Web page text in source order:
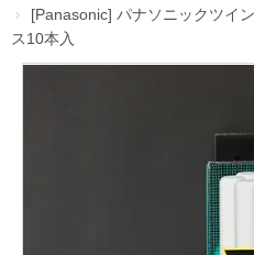
お問い合わせ
サポート＆ヘルプ
ジャンブレの特長
新規登録キャンペーン
商品カテゴリから選ぶ
[Panasonic] パナソニックツイ
ス10本入